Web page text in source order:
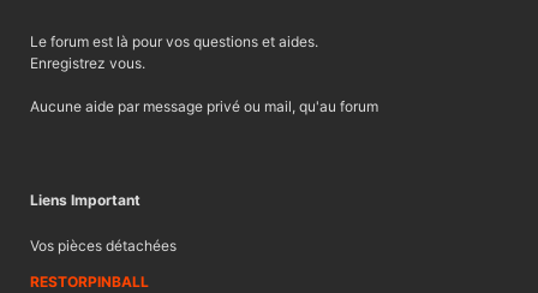
Le forum est là pour vos questions et aides.
Enregistrez vous.
Aucune aide par message privé ou mail, qu'au forum
Liens Important
Vos pièces détachées
RESTORPINBALL